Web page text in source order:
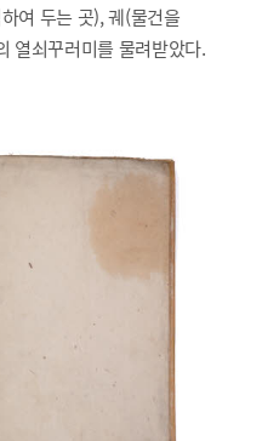
여 두는 곳), 궤(물건을
열쇠꾸러미를 물려받았다.